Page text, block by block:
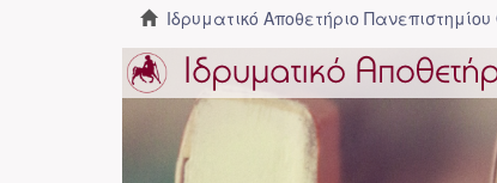
Ιδρυματικό Αποθετήριο